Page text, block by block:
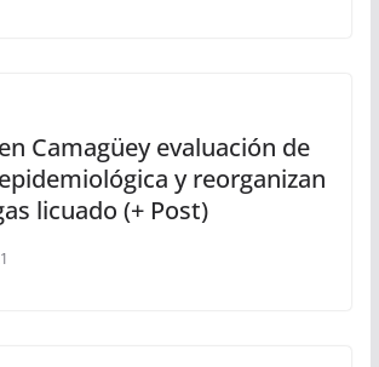
Camagüey evaluación de
y reorganizan
licuado (+ Post)